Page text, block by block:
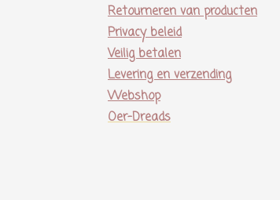
Retourneren van producten
Privacy beleid
Veilig betalen
Levering en verzending
Webshop
Oer-Dreads